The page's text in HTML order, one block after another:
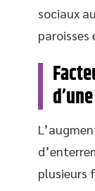
sociaux
paroisses
plusieurs